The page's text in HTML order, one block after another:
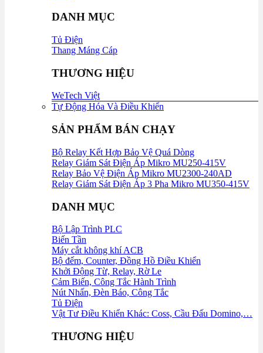
DANH MỤC
Tủ Điện
Thang Máng Cáp
THƯƠNG HIỆU
WeTech Việt
Tự Động Hóa Và Điều Khiển
SẢN PHẨM BÁN CHẠY
Bộ Relay Kết Hợp Bảo Vệ Quá Dòng
Relay Giám Sát Điện Áp Mikro MU250‑415V
Relay Bảo Vệ Điện Áp Mikro MU2300-240AD
Relay Giám Sát Điện Áp 3 Pha Mikro MU350-415V
DANH MỤC
Bộ Lập Trình PLC
Biến Tần
Máy cắt không khí ACB
Bộ đếm, Counter, Đồng Hồ Điều Khiển
Khởi Động Từ, Relay, Rờ Le
Cảm Biến, Công Tắc Hành Trình
Nút Nhấn, Đèn Báo, Công Tắc
Tủ Điện
Vật Tư Điều Khiển Khác: Coss, Cầu Đấu Domino,…
THƯƠNG HIỆU